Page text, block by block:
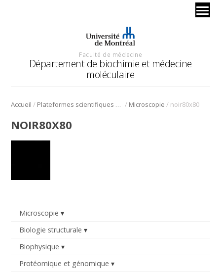
Faculté de médecine
Département de biochimie et médecine
moléculaire
Accueil / Plateformes scientifiques BMM / Microscopie / noir80x80
Microscopie
Biologie structurale
Biophysique
Protéomique et génomique
NOIR80X80